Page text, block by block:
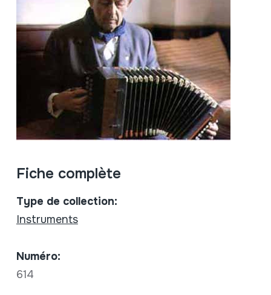
Fiche complète
Type de collection:
Instruments
Numéro:
614